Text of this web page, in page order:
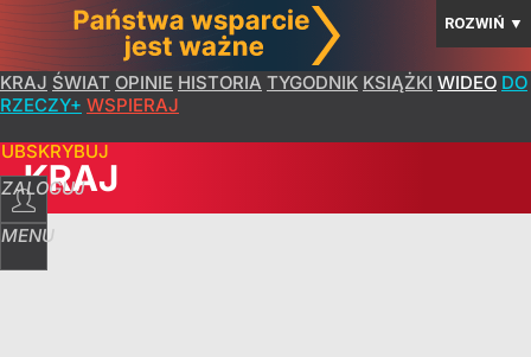
ROZWIŃ ▼
KRAJ ŚWIAT OPINIE HISTORIA TYGODNIK KSIĄŻKI WIDEO DO
RZECZY+ WSPIERAJ
ZALOGUJ
MENU
KRAJ